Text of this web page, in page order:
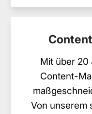
Mit über 20
Content-
Von unserem